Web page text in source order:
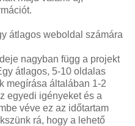
átlagos weboldal számára
nagyban függ a projekt
átlagos, 5-10 oldalas
megírása általában 1-2
egyedi igényeket és a
véve ez az időtartam
rá, hogy a lehető